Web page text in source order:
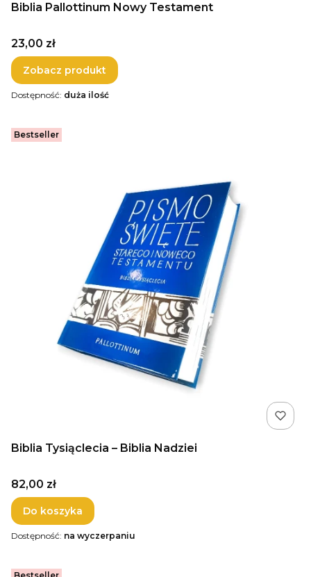
Biblia Pallottinum Nowy Testament
Cena
23,00 zł
Zobacz produkt
Dostępność: duża ilość
Bestseller
Biblia Tysiąclecia – Biblia Nadziei
Cena
82,00 zł
Do koszyka
Dostępność: na wyczerpaniu